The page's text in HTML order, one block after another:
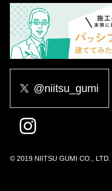
@niitsu_gumi
© 2019 NIITSU GUMI CO., LTD.